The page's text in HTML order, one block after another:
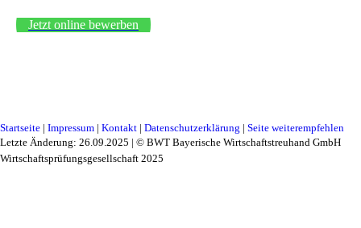
Jetzt online bewerben
Startseite | Impressum | Kontakt | Datenschutzerklärung | Seite weiterempfehlen
Letzte Änderung: 26.09.2025 | © BWT Bayerische Wirtschaftstreuhand GmbH
Wirtschaftsprüfungsgesellschaft 2025